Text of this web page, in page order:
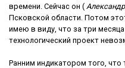
времени. Сейчас он (
Псковской области. Потом
имею в виду, что за три
технологический проект
Ранним индикатором того,